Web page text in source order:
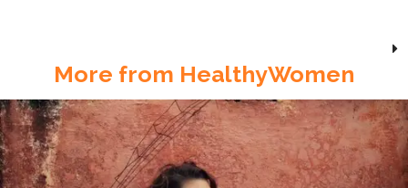
More from HealthyWomen